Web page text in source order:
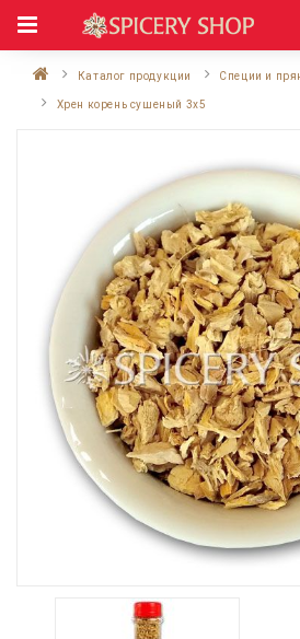
Каталог продукции Специи и
Хрен корень сушеный 3x5